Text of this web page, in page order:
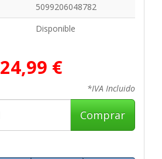
5099206048782
Disponible
24,99 €
*IVA Incluido
Comprar